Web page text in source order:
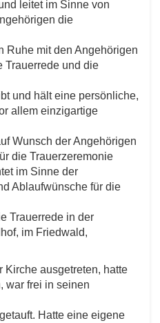
leitet im Sinne von
die
Ruhe mit den Angehörigen
Trauerrede und die
und hält eine persönliche,
allem einzigartige
Wunsch der Angehörigen
die Trauerzeremonie
im Sinne der
Ablaufwünsche für die
Trauerrede in der
im Friedwald,
Kirche ausgetreten, hatte
war frei in seinen
Hatte eine eigene